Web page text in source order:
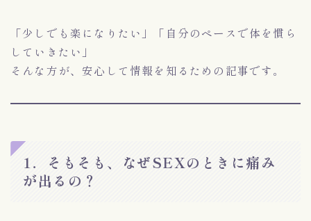
「少しでも楽になりたい」「自分のペースで体を慣ら
していきたい」
そんな方が、安心して情報を知るための記事です。
1．そもそも、なぜSEXのときに痛み
が出るの？